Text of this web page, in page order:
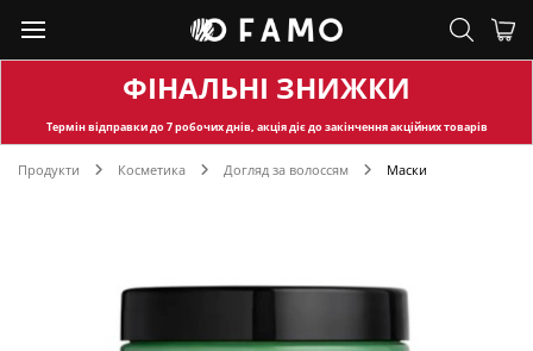
ФІНАЛЬНІ ЗНИЖКИ
Термін відправкидо 7 робочих днів, акція діє до закінчення акційних товарів
Продукти Косметика Догляд за волоссям Маски